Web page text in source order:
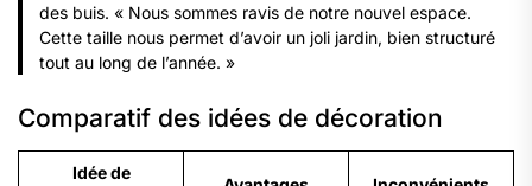
des buis. « Nous sommes ravis de notre nouvel espace.
Cette taille nous permet d’avoir un joli jardin, bien structuré
tout au long de l’année. »
Comparatif des idées de décoration
Idée de